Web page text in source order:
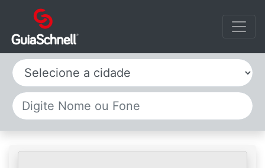
Selecione a cidade